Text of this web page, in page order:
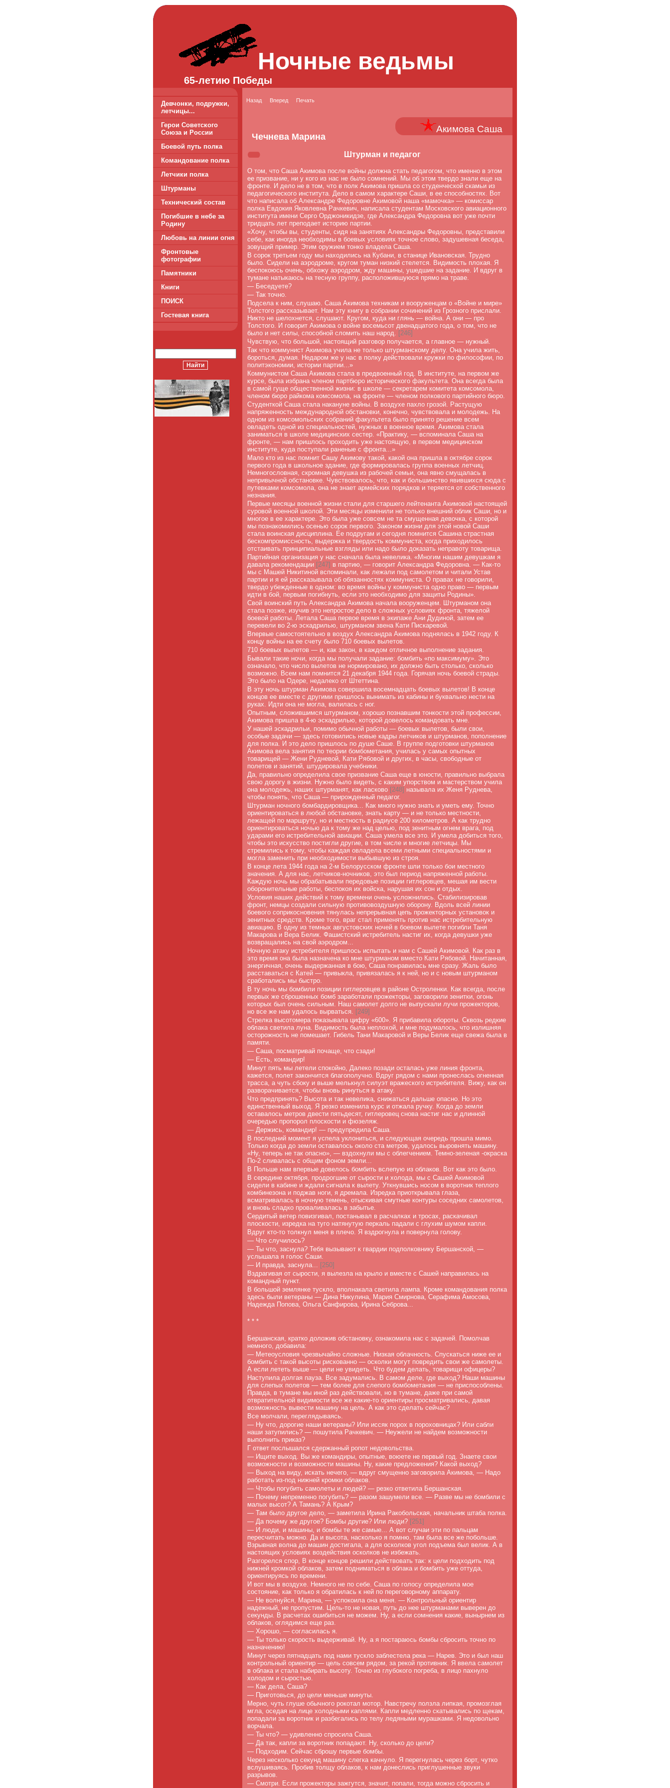
Ночные ведьмы
65-летию Победы
Девчонки, подружки,
летчицы...
Герои Советского
Союза и России
Боевой путь полка
Командование полка
Летчики полка
Штурманы
Технический состав
Погибшие в небе за
Родину
Любовь на линии огня
Фронтовые
фотографии
Памятники
Книги
ПОИСК
Гостевая книга
Назад Вперед Печать
Акимова Саша
Чечнева Марина
Штурман и педагог
О том, что Саша Акимова после войны должна стать педагогом, что именно в этом
ее призвание, ни у кого из нас не было сомнений. Мы об этом твердо знали еще на
фронте. И дело не в том, что в полк Акимова пришла со студенческой скамьи из
педагогического института. Дело в самом характере Саши, в ее способностях. Вот
что написала об Александре Федоровне Акимовой наша «мамочка» — комиссар
полка Евдокия Яковлевна Рачкевич, написала студентам Московского авиационного
института имени Серго Орджоникидзе, где Александра Федоровна вот уже почти
тридцать лет преподает историю партии.
«Хочу, чтобы вы, студенты, сидя на занятиях Александры Федоровны, представили
себе, как иногда необходимы в боевых условиях точное слово, задушевная беседа,
зовущий пример. Этим оружием тонко владела Саша.
В сорок третьем году мы находились на Кубани, в станице Ивановская. Трудно
было. Сидели на аэродроме, кругом туман низкий стелется. Видимость плохая. Я
беспокоюсь очень, обхожу аэродром, жду машины, ушедшие на задание. И вдруг в
тумане натыкаюсь на тесную группу, расположившуюся прямо на траве.
— Беседуете?
— Так точно.
Подсела к ним, слушаю. Саша Акимова техникам и вооруженцам о «Войне и мире»
Толстого рассказывает. Нам эту книгу в собрании сочинений из Грозного прислали.
Никто не шелохнется, слушают. Кругом, куда ни глянь — война. А они — про
Толстого. И говорит Акимова о войне восемьсот двенадцатого года, о том, что не
было и нет силы, способной сломить наш народ. [246]
Чувствую, что большой, настоящий разговор получается, а главное — нужный.
Так что коммунист Акимова учила не только штурманскому делу. Она учила жить,
бороться, думая. Недаром же у нас в полку действовали кружки по философии, по
политэкономии, истории партии...»
Коммунистом Саша Акимова стала в предвоенный год. В институте, на первом же
курсе, была избрана членом партбюро исторического факультета. Она всегда была
в самой гуще общественной жизни: в школе — секретарем комитета комсомола,
членом бюро райкома комсомола, на фронте — членом полкового партийного бюро.
Студенткой Саша стала накануне войны. В воздухе пахло грозой. Растущую
напряженность международной обстановки, конечно, чувствовала и молодежь. На
одном из комсомольских собраний факультета было принято решение всем
овладеть одной из специальностей, нужных в военное время. Акимова стала
заниматься в школе медицинских сестер. «Практику, — вспоминала Саша на
фронте, — нам пришлось проходить уже настоящую, в первом медицинском
институте, куда поступали раненые с фронта...»
Мало кто из нас помнит Сашу Акимову такой, какой она пришла в октябре сорок
первого года в школьное здание, где формировалась группа военных летчиц.
Немногословная, скромная девушка из рабочей семьи, она явно смущалась в
непривычной обстановке. Чувствовалось, что, как и большинство явившихся сюда с
путевками комсомола, она не знает армейских порядков и теряется от собственного
незнания.
Первые месяцы военной жизни стали для старшего лейтенанта Акимовой настоящей
суровой военной школой. Эти месяцы изменили не только внешний облик Саши, но и
многое в ее характере. Это была уже совсем не та смущенная девочка, с которой
мы познакомились осенью сорок первого. Законом жизни для этой новой Саши
стала воинская дисциплина. Ее подругам и сегодня помнится Сашина страстная
бескомпромиссность, выдержка и твердость коммуниста, когда приходилось
отстаивать принципиальные взгляды или надо было доказать неправоту товарища.
Партийная организация у нас сначала была невелика. «Многим нашим девушкам я
давала рекомендации [247] в партию, — говорит Александра Федоровна. — Как-то
мы с Машей Никитиной вспоминали, как лежали под самолетом и читали Устав
партии и я ей рассказывала об обязанностях коммуниста. О правах не говорили,
твердо убежденные в одном: во время войны у коммуниста одно право — первым
идти в бой, первым погибнуть, если это необходимо для защиты Родины».
Свой воинский путь Александра Акимова начала вооруженцем. Штурманом она
стала позже, изучив это непростое дело в сложных условиях фронта, тяжелой
боевой работы. Летала Саша первое время в экипаже Ани Дудиной, затем ее
перевели во 2-ю эскадрилью, штурманом звена Кати Пискаревой.
Впервые самостоятельно в воздух Александра Акимова поднялась в 1942 году. К
концу войны на ее счету было 710 боевых вылетов.
710 боевых вылетов — и, как закон, в каждом отличное выполнение задания.
Бывали такие ночи, когда мы получали задание: бомбить «по максимуму». Это
означало, что число вылетов не нормировано, их должно быть столько, сколько
возможно. Всем нам помнится 21 декабря 1944 года. Горячая ночь боевой страды.
Это было на Одере, недалеко от Штеттина.
В эту ночь штурман Акимова совершила восемнадцать боевых вылетов! В конце
концов ее вместе с другими пришлось вынимать из кабины и буквально нести на
руках. Идти она не могла, валилась с ног.
Опытным, сложившимся штурманом, хорошо познавшим тонкости этой профессии,
Акимова пришла в 4-ю эскадрилью, которой довелось командовать мне.
У нашей эскадрильи, помимо обычной работы — боевых вылетов, были свои,
особые задачи — здесь готовились новые кадры летчиков и штурманов, пополнение
для полка. И это дело пришлось по душе Саше. В группе подготовки штурманов
Акимова вела занятия по теории бомбометания, училась у самых опытных
товарищей — Жени Рудневой, Кати Рябовой и других, в часы, свободные от
полетов и занятий, штудировала учебники.
Да, правильно определила свое призвание Саша еще в юности, правильно выбрала
свою дорогу в жизни. Нужно было видеть, с каким упорством и мастерством учила
она молодежь, наших штурманят, как ласково [248] называла их Женя Руднева,
чтобы понять, что Саша — прирожденный педагог.
Штурман ночного бомбардировщика... Как много нужно знать и уметь ему. Точно
ориентироваться в любой обстановке, знать карту — и не только местности,
лежащей по маршруту, но и местность в радиусе 200 километров. А как трудно
ориентироваться ночью да к тому же над целью, под зенитным огнем врага, под
ударами его истребительной авиации. Саша умела все это. И умела добиться того,
чтобы это искусство постигли другие, в том числе и многие летчицы. Мы
стремились к тому, чтобы каждая овладела всеми летными специальностями и
могла заменить при необходимости выбывшую из строя.
В конце лета 1944 года на 2-м Белорусском фронте шли только бои местного
значения. А для нас, летчиков-ночников, это был период напряженной работы.
Каждую ночь мы обрабатывали передовые позиции гитлеровцев, мешая им вести
оборонительные работы, беспокоя их войска, нарушая их сон и отдых.
Условия наших действий к тому времени очень усложнились. Стабилизировав
фронт, немцы создали сильную противовоздушную оборону. Вдоль всей линии
боевого соприкосновения тянулась непрерывная цепь прожекторных установок и
зенитных средств. Кроме того, враг стал применять против нас истребительную
авиацию. В одну из темных августовских ночей в боевом вылете погибли Таня
Макарова и Вера Белик. Фашистский истребитель настиг их, когда девушки уже
возвращались на свой аэродром...
Ночную атаку истребителя пришлось испытать и нам с Сашей Акимовой. Как раз в
это время она была назначена ко мне штурманом вместо Кати Рябовой. Начитанная,
энергичная, очень выдержанная в бою, Саша понравилась мне сразу. Жаль было
расставаться с Катей — привыкла, привязалась я к ней, но и с новым штурманом
сработались мы быстро.
В ту ночь мы бомбили позиции гитлеровцев в районе Остроленки. Как всегда, после
первых же сброшенных бомб заработали прожекторы, заговорили зенитки, огонь
которых был очень сильным. Наш самолет долго не выпускали лучи прожекторов,
но все же нам удалось вырваться. [249]
Стрелка высотомера показывала цифру «600». Я прибавила обороты. Сквозь редкие
облака светила луна. Видимость была неплохой, и мне подумалось, что излишняя
осторожность не помешает. Гибель Тани Макаровой и Веры Белик еще свежа была в
памяти.
— Саша, посматривай почаще, что сзади!
— Есть, командир!
Минут пять мы летели спокойно, Далеко позади осталась уже линия фронта,
кажется, полет закончится благополучно. Вдруг рядом с нами пронеслась огненная
трасса, а чуть сбоку и выше мелькнул силуэт вражеского истребителя. Вижу, как он
разворачивается, чтобы вновь ринуться в атаку.
Что предпринять? Высота и так невелика, снижаться дальше опасно. Но это
единственный выход. Я резко изменила курс и отжала ручку. Когда до земли
оставалось метров двести пятьдесят, гитлеровец снова настиг нас и длинной
очередью пропорол плоскости и фюзеляж.
— Держись, командир! — предупредила Саша.
В последний момент я успела уклониться, и следующая очередь прошла мимо.
Только когда до земли оставалось около ста метров, удалось выровнять машину.
«Ну, теперь не так опасно», — вздохнули мы с облегчением. Темно-зеленая -окраска
По-2 сливалась с общим фоном земли...
В Польше нам впервые довелось бомбить вслепую из облаков. Вот как это было.
В середине октября, продрогшие от сырости и холода, мы с Сашей Акимовой
сидели в кабине и ждали сигнала к вылету. Уткнувшись носом в воротник теплого
комбинезона и поджав ноги, я дремала. Изредка приоткрывала глаза,
всматривалась в ночную темень, отыскивая смутные контуры соседних самолетов,
и вновь сладко проваливалась в забытье.
Сердитый ветер повизгивал, постанывал в расчалках и тросах, раскачивал
плоскости, изредка на туго натянутую перкаль падали с глухим шумом капли.
Вдруг кто-то толкнул меня в плечо. Я вздрогнула и повернула голову.
— Что случилось?
— Ты что, заснула? Тебя вызывают к гвардии подполковнику Бершанской, —
услышала я голос Саши.
— И правда, заснула... [250]
Вздрагивая от сырости, я вылезла на крыло и вместе с Сашей направилась на
командный пункт.
В большой землянке тускло, вполнакала светила лампа. Кроме командования полка
здесь были ветераны — Дина Никулина, Мария Смирнова, Серафима Амосова,
Надежда Попова, Ольга Санфирова, Ирина Себрова...
* * *
Бершанская, кратко доложив обстановку, ознакомила нас с задачей. Помолчав
немного, добавила:
— Метеоусловия чрезвычайно сложные. Низкая облачность. Спускаться ниже ее и
бомбить с такой высоты рискованно — осколки могут повредить свои же самолеты.
А если лететь выше — цели не увидеть. Что будем делать, товарищи офицеры?
Наступила долгая пауза. Все задумались. В самом деле, где выход? Наши машины
для слепых полетов — тем более для слепого бомбометания — не приспособлены.
Правда, в тумане мы иной раз действовали, но в тумане, даже при самой
отвратительной видимости все же какие-то ориентиры просматривались, давая
возможность вывести машину на цель. А как это сделать сейчас?
Все молчали, переглядываясь.
— Ну что, дорогие наши ветераны? Или иссяк порох в пороховницах? Или сабли
наши затупились? — пошутила Рачкевич. — Неужели не найдем возможности
выполнить приказ?
Г ответ послышался сдержанный ропот недовольства.
— Ищите выход. Вы же командиры, опытные, воюете не первый год. Знаете свои
возможности и возможности машины. Ну, какие предложения? Какой выход?
— Выход на виду, искать нечего, — вдруг смущенно заговорила Акимова, — Надо
работать из-под нижней кромки облаков.
— Чтобы погубить самолеты и людей? — резко ответила Бершанская.
— Почему непременно погубить? — разом зашумели все. — Разве мы не бомбили с
малых высот? А Тамань? А Крым?
— Там было другое дело, — заметила Ирина Ракобольская, начальник штаба полка.
— Да почему же другое? Бомбы другие? Или люди? [251]
— И люди, и машины, и бомбы те же самые... А вот случаи эти по пальцам
пересчитать можно. Да и высота, насколько я помню, там была все же побольше.
Взрывная волна до машин достигала, а для осколков угол подъема был велик. А в
настоящих условиях воздействия осколков не избежать.
Разгорелся спор, В конце концов решили действовать так: к цели подходить под
нижней кромкой облаков, затем подниматься в облака и бомбить уже оттуда,
ориентируясь по времени.
И вот мы в воздухе. Немного не по себе. Саша по голосу определила мое
состояние, как только я обратилась к ней по переговорному аппарату.
— Не волнуйся, Марина, — успокоила она меня. — Контрольный ориентир
надежный, не пропустим. Цель-то не новая, путь до нее штурманами выверен до
секунды. В расчетах ошибиться не можем. Ну, а если сомнения какие, вынырнем из
облаков, оглядимся еще раз.
— Хорошо, — согласилась я.
— Ты только скорость выдерживай. Ну, а я постараюсь бомбы сбросить точно по
назначению!
Минут через пятнадцать под нами тускло заблестела река — Нарев. Это и был наш
контрольный ориентир — цель совсем рядом, за рекой противник. Я ввела самолет
в облака и стала набирать высоту. Точно из глубокого погреба, в лицо пахнуло
холодом и сыростью.
— Как дела, Саша?
— Приготовься, до цели меньше минуты.
Мерно, чуть глуше обычного рокотал мотор. Навстречу ползла липкая, промозглая
мгла, оседая на лице холодными каплями. Капли медленно скатывались по щекам,
попадали за воротник и разбегались по телу ледяными мурашками. Я недовольно
ворчала.
— Ты что? — удивленно спросила Саша.
— Да так, капли за воротник попадают. Ну, сколько до цели?
— Подходим. Сейчас сброшу первые бомбы.
Через несколько секунд машину слегка качнуло. Я перегнулась через борт, чутко
вслушиваясь. Пробив толщу облаков, к нам донеслись приглушенные звуки
разрывов.
— Смотри. Если прожекторы зажгутся, значит, попали, тогда можно сбросить и